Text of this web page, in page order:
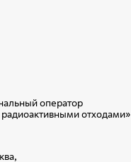
оператор
отходами»